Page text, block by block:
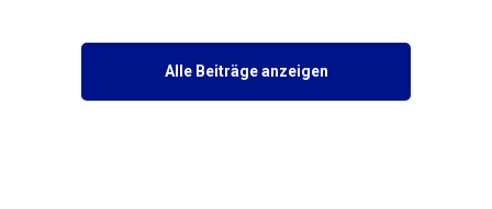
Alle Beiträge anzeigen